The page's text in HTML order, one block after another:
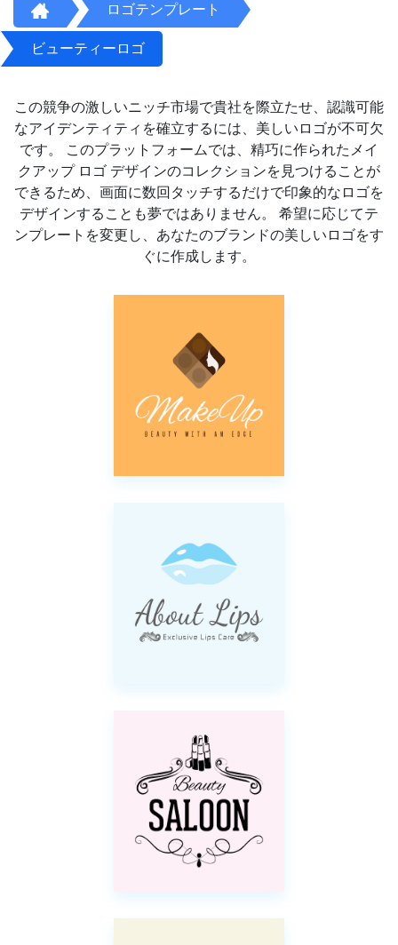
ロゴテンプレート
ビューティーロゴ
この競争の激しいニッチ市場で貴社を際立たせ、認識可能
なアイデンティティを確立するには、美しいロゴが不可欠
です。 このプラットフォームでは、精巧に作られたメイ
クアップ ロゴ デザインのコレクションを見つけることが
できるため、画面に数回タッチするだけで印象的なロゴを
デザインすることも夢ではありません。 希望に応じてテ
ンプレートを変更し、あなたのブランドの美しいロゴをす
ぐに作成します。